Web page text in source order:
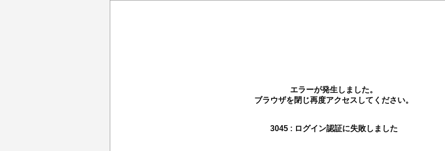
エラーが発生しました。
ブラウザを閉じ再度アクセスしてください。
3045 : ログイン認証に失敗しました